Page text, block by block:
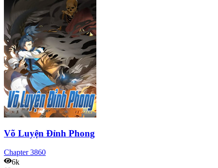
Võ Luyện Đỉnh Phong
Chapter3860
6k